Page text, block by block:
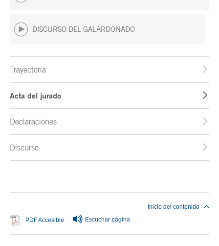
DISCURSO DEL GALARDONADO
Trayectoria
Acta del jurado
Declaraciones
Discurso
PDF Accesible Se abre en ventana nueva
Escuchar página
Inicio del contenido